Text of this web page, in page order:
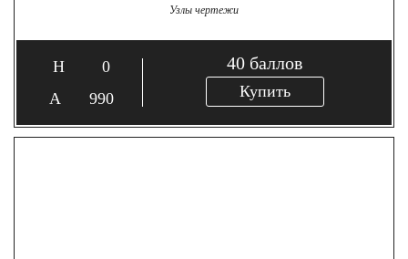
Узлы чертежи
0
990
40 баллов
Купить